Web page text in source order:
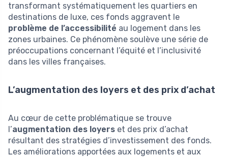
transformant systématiquement les quartiers en
destinations de luxe, ces fonds aggravent le
problème de l’accessibilité au logement dans les
zones urbaines. Ce phénomène soulève une série de
préoccupations concernant l’équité et l’inclusivité
dans les villes françaises.
L’augmentation des loyers et des prix d’achat
Au cœur de cette problématique se trouve
l’augmentation des loyers et des prix d’achat
résultant des stratégies d’investissement des fonds.
Les améliorations apportées aux logements et aux